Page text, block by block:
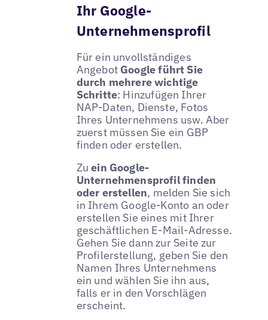
Ihr Google-
Unternehmensprofil
Für ein unvollständiges
Angebot Google führt Sie
durch mehrere wichtige
Schritte: Hinzufügen Ihrer
NAP-Daten, Dienste, Fotos
Ihres Unternehmens usw. Aber
zuerst müssen Sie ein GBP
finden oder erstellen.
Zuein Google-
Unternehmensprofil finden
oder erstellen, melden Sie sich
in Ihrem Google-Konto an oder
erstellen Sie eines mit Ihrer
geschäftlichen E-Mail-Adresse.
Gehen Sie dann zur Seite zur
Profilerstellung, geben Sie den
Namen Ihres Unternehmens
ein und wählen Sie ihn aus,
falls er in den Vorschlägen
erscheint.